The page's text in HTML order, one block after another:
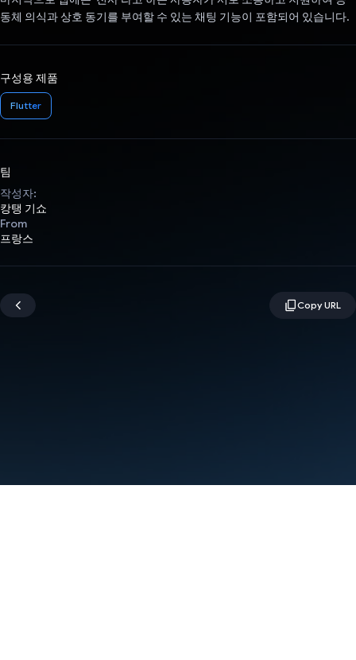
동체 의식과 상호 동기를 부여할 수 있는 채팅 기능이 포함되어 있습니다.
구성용 제품
Flutter
팀
작성자:
캉탱 기쇼
From
프랑스